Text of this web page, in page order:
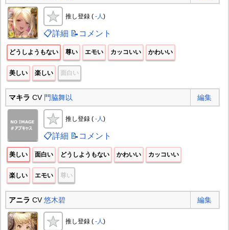
推し登録 ( -人)
📋詳細 📝コメント
どうしようもない 尊い エモい カッコいい かわいい
美しい 楽しい 面白い
マキラ CV 門脇舞以 編集
推し登録 ( -人)
📋詳細 📝コメント
美しい 面白い どうしようもない かわいい カッコいい
楽しい エモい 尊い
アニラ CV悠木碧 編集
推し登録 ( -人)